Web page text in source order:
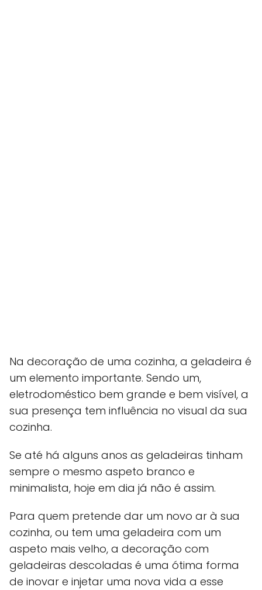
Na decoração de uma cozinha, a geladeira é
um elemento importante. Sendo um,
eletrodoméstico bem grande e bem visível, a
sua presença tem influência no visual da sua
cozinha.
Se até há alguns anos as geladeiras tinham
sempre o mesmo aspeto branco e
minimalista, hoje em dia já não é assim.
Para quem pretende dar um novo ar à sua
cozinha, ou tem uma geladeira com um
aspeto mais velho, a decoração com
geladeiras descoladas é uma ótima forma
de inovar e injetar uma nova vida a esse